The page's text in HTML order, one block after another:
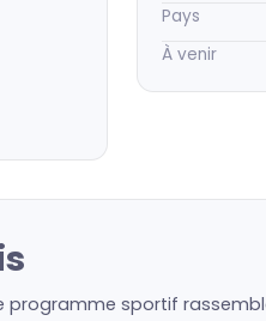
Pays
À venir
programme sportif